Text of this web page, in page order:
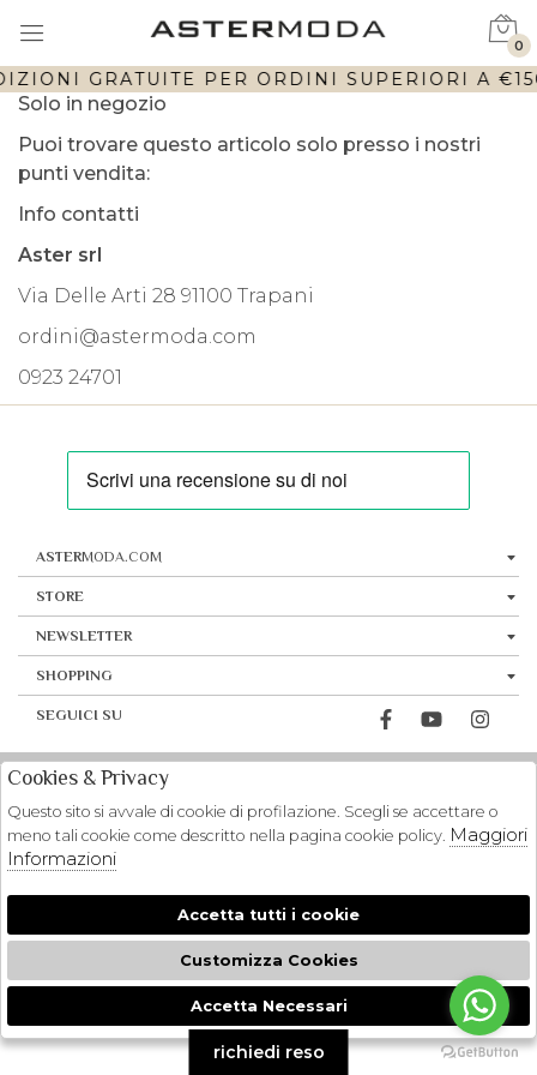
GRATUITE PER ORDINI SUPERIORI A
0
Solo in negozio
Puoi trovare questo articolo solo presso i nostri
punti vendita:
Info contatti
Aster srl
Via Delle Arti 28 91100 Trapani
ordini@astermoda.com
0923 24701
ASTERMODA.COM
STORE
NEWSLETTER
SHOPPING
SEGUICI SU
🍪
richiedi reso
Cookies & Privacy
Questo sito si avvale di cookie di profilazione. Scegli se accettare o
meno tali cookie come descritto nella pagina cookie policy. Maggiori
Informazioni
Accetta tutti i cookie
Customizza Cookies
Accetta Necessari